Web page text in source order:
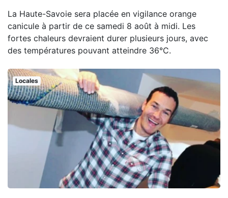
La Haute-Savoie sera placée en vigilance orange
canicule à partir de ce samedi 8 août à midi. Les
fortes chaleurs devraient durer plusieurs jours, avec
des températures pouvant atteindre 36°C.
Locales